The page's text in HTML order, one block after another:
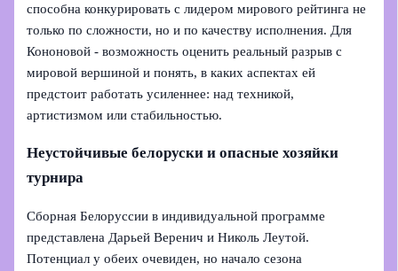
способна конкурировать с лидером мирового рейтинга не
только по сложности, но и по качеству исполнения. Для
Кононовой - возможность оценить реальный разрыв с
мировой вершиной и понять, в каких аспектах ей
предстоит работать усиленнее: над техникой,
артистизмом или стабильностью.
Неустойчивые белоруски и опасные хозяйки
турнира
Сборная Белоруссии в индивидуальной программе
представлена Дарьей Веренич и Николь Леутой.
Потенциал у обеих очевиден, но начало сезона